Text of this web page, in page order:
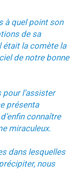
à quel point son
de sa
était la comète la
de notre bonne
pour l’assister
présenta
connaître
miraculeux.
dans lesquelles
nous